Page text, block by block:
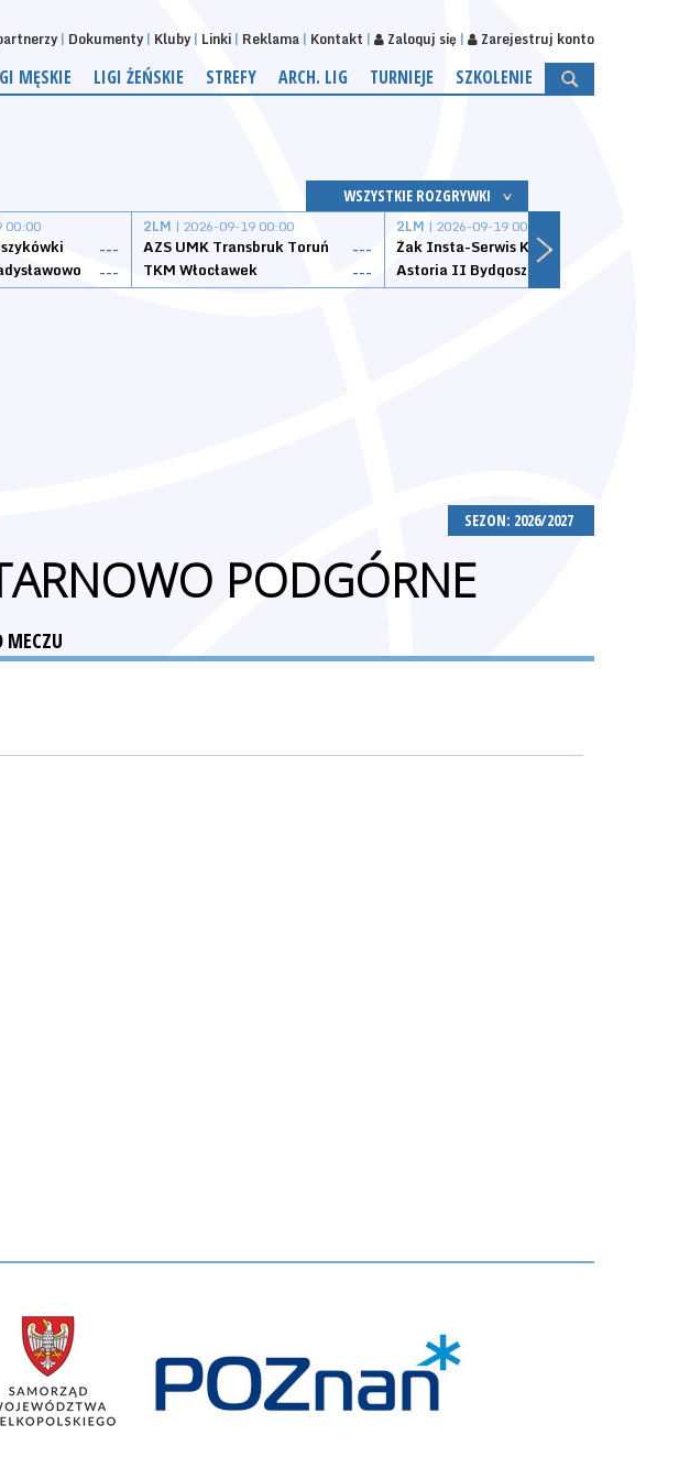
Dokumenty Kluby Linki Reklama Kontakt Zaloguj się Zarejestruj konto
MĘSKIE LIGI ŻEŃSKIE STREFY ARCH. LIG TURNIEJE SZKOLENIE
WSZYSTKIE ROZGRYWKI
00:00
---
---
2LM | 2026-09-19 00:00
AZS UMK Transbruk Toruń
---
TKM Włocławek
---
2LM | 2026-09-19 00:00
Żak Insta-Serwis Koszalin
Astoria II Bydgoszcz
SEZON: 2026/2027
PODGÓRNE
MECZU